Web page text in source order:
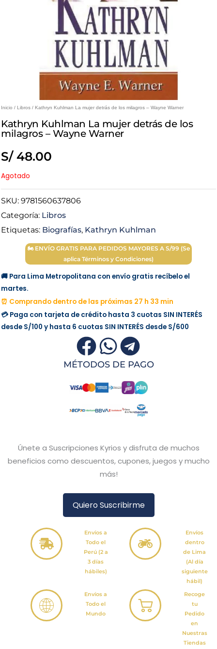
Inicio / Libros / Kathryn Kuhlman La mujer detrás de los milagros – Wayne Warner
Kathryn Kuhlman La mujer detrás de los
milagros – Wayne Warner
S/48.00
Agotado
SKU: 9781560637806
Categoría: Libros
Etiquetas: Biografías, Kathryn Kuhlman
🏍 ENVÍO GRATIS PARA PEDIDOS MAYORES A S/99 (Se
aplica Términos y Condiciones)
🚚 Para Lima Metropolitana con envío gratis recíbelo el
martes.
⏰ Comprando dentro de las próximas 27 h 33 min
💳 Paga con tarjeta de crédito hasta 3 cuotas SIN INTERÉS
desde S/100 y hasta 6 cuotas SIN INTERÉS desde S/600
MÉTODOS DE PAGO
Únete a Suscripciones Kyrios y disfruta de muchos
beneficios como descuentos, cupones, juegos y mucho
más!
Quiero Suscribirme
Envíos a
Todo el
Perú (2 a
3 días
hábiles)
Envíos
dentro
de Lima
(Al día
siguiente
hábil)
Envíos a
Todo el
Mundo
Recoge
tu
Pedido
en
Nuestras
Tiendas